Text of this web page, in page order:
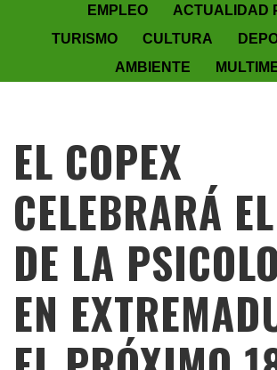
EMPLEO
ACTUALIDAD
TURISMO
CULTURA
AMBIENTE
EL COPEX
CELEBRARÁ
DE LA
EN